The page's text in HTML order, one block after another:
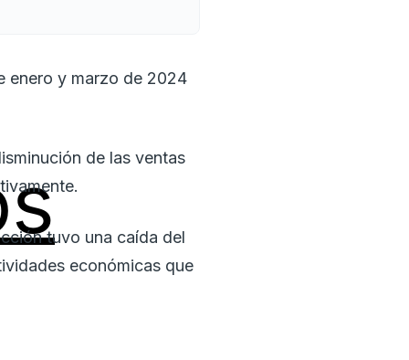
enero y marzo de 2024
de las ventas
tuvo una caída del
económicas que